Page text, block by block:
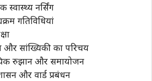
स्वास्थ्य नर्सिंग
गतिविधियां
सांख्यिकी का परिचय
रुझान और समायोजन
और वार्ड प्रबंधन